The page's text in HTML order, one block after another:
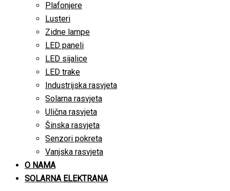
Plafonjere
Lusteri
Zidne lampe
LED paneli
LED sijalice
LED trake
Industrijska rasvjeta
Solarna rasvjeta
Ulična rasvjeta
Šinska rasvjeta
Senzori pokreta
Vanjska rasvjeta
O NAMA
SOLARNA ELEKTRANA